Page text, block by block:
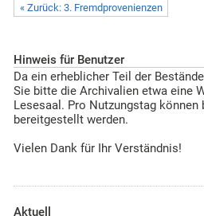
« Zurück: 3. Fremdprovenienzen
Hinweis für Benutzer
Da ein erheblicher Teil der
Sie bitte die Archivalien etwa eine
Lesesaal. Pro Nutzungstag
bereitgestellt werden.
Vielen Dank für Ihr Verständnis!
Aktuell